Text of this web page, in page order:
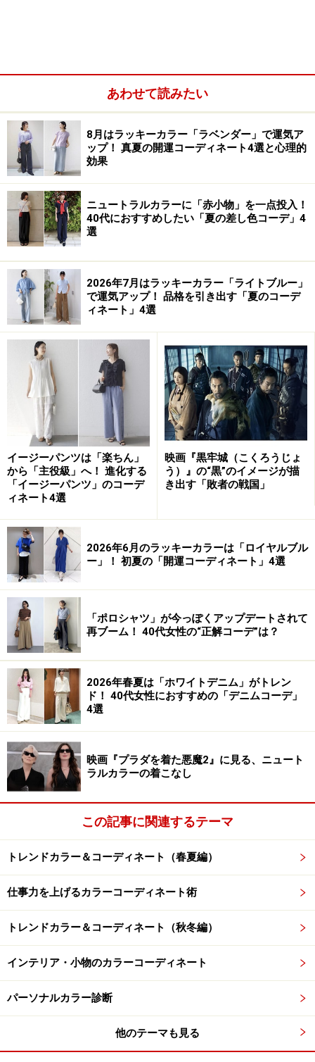
今回は、瞳の色や質感に焦点を当て、パーソナルカラー
診断の4つの基本タイプの特徴を解説します。
イエベとブルベの違いを白目の色でチェッ
ク！
まずは白目の色を観察しましょう。目に見える色は光の
色の影響を受けるので、自然光や自然光に近い照明の元
でチェックしましょう。目が疲れてくると充血すること
もあるので、晴れた日の午前中にチェックするとよいで
しょう。
イエローベース（イエベ）の人は、白目の印象に暖かみ
があります。ブルーベース（ブルベ）の人は、白目の印
象が涼やかです。
虹彩の輪郭（白目と黒目の境）
眼球の色がついている部分を「虹彩」と呼びます。虹彩
は生体認証に用いられるように、人それぞれ色や模様な
どが異なります。虹彩の直径は約10ミリと小さいです
が、カラーコンタクトレンズが流行しているように、虹
彩の色はその人の印象を左右します。
虹彩の輪郭を観察しましょう。
イエベ春タイプとブルベ冬タイプは、虹彩の輪郭がはっ
きりしています。輪郭の色をよく見ると、イエベ春は明
るいゴールデンブラウン、ブルベ冬タイプは黒っぽい色
をしています。この2つのタイプは、はっきりした鮮や
ブルベ夏タイプとイエベ秋タイプは、虹彩の輪郭がぼん
ーっぽい黒、イエベ秋タイプは深みのあるオレンジブラ
ウンです。この2つのタイプは、穏やかでソフトな色が
似合うという共通点があります。
あわせて読みたい
8月はラッキーカラー「ラベンダー」で運気ア
ップ！ 真夏の開運コーディネート4選と心理的
効果
ニュートラルカラーに「赤小物」を一点投入！
40代におすすめしたい「夏の差し色コーデ」4
選
2026年7月はラッキーカラー「ライトブルー」
で運気アップ！ 品格を引き出す「夏のコーデ
ィネート」4選
イージーパンツは「楽ちん」
から「主役級」へ！ 進化する
「イージーパンツ」のコーデ
ィネート4選
映画『黒牢城（こくろうじょ
う）』の“黒”のイメージが描
き出す「敗者の戦国」
2026年6月のラッキーカラーは「ロイヤルブル
ー」！ 初夏の「開運コーディネート」4選
「ポロシャツ」が今っぽくアップデートされて
再ブーム！ 40代女性の“正解コーデ”は？
2026年春夏は「ホワイトデニム」がトレン
ド！ 40代女性におすすめの「デニムコーデ」
4選
映画『プラダを着た悪魔2』に見る、ニュート
ラルカラーの着こなし
この記事に関連するテーマ
トレンドカラー＆コーディネート（春夏編）
仕事力を上げるカラーコーディネート術
トレンドカラー＆コーディネート（秋冬編）
インテリア・小物のカラーコーディネート
パーソナルカラー診断
他のテーマも見る